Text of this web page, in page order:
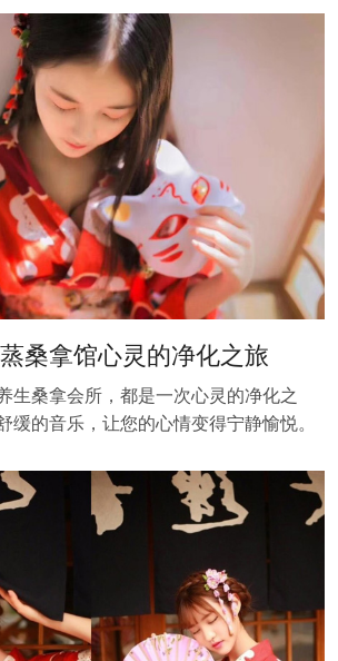
桑拿馆心灵的净化之旅
生桑拿会所，都是一次心灵的净化之
缓的音乐，让您的心情变得宁静愉悦。